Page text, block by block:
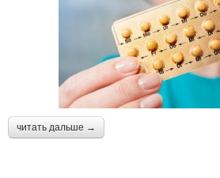
читать дальше →